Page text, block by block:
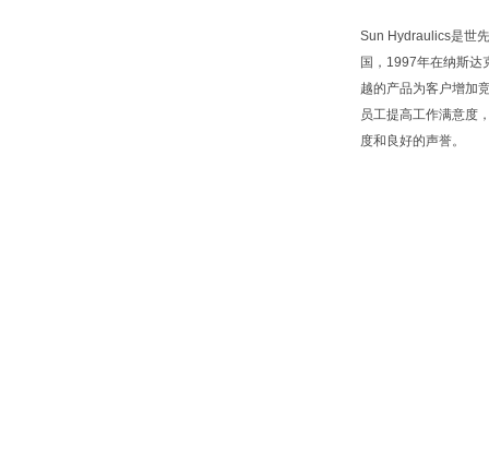
Sun Hydraulics是世
国，1997年在纳斯达
越的产品为客户增加
员工提高工作满意度
度和良好的声誉。